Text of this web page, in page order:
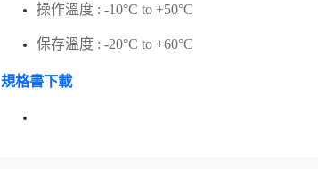
操作溫度 : -10°C to +50°C
保存溫度 : -20°C to +60°C
規格書下載